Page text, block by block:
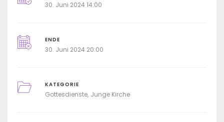
30. Juni 2024 14:00
ENDE
30. Juni 2024 20:00
KATEGORIE
Gottesdienste Junge Kirche